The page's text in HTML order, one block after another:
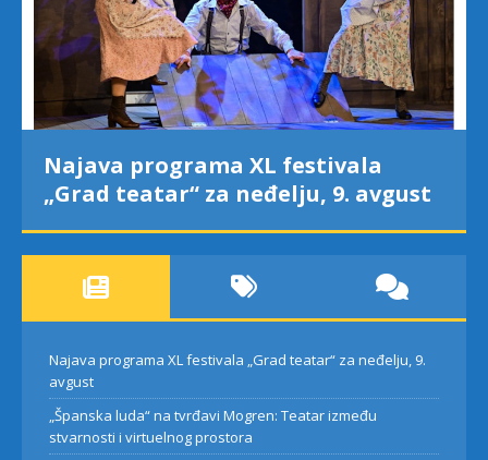
Najava programa XL festivala
„Grad teatar“ za neđelju, 9. avgust
Najava programa XL festivala „Grad teatar“ za neđelju, 9.
avgust
„Španska luda“ na tvrđavi Mogren: Teatar između
stvarnosti i virtuelnog prostora